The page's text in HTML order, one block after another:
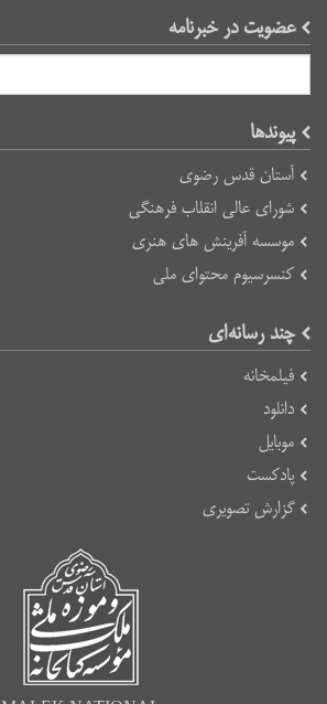
عضویت در خبرنامه
پیوند‌ها
آستان قدس رضوی
شورای عالی انقلاب فرهنگی
موسسه آفرینش های هنری
کنسرسیوم محتوای ملی
چند رسانه‌ای
فیلمخانه
دانلود
موبایل
پادکست
گزارش تصویری